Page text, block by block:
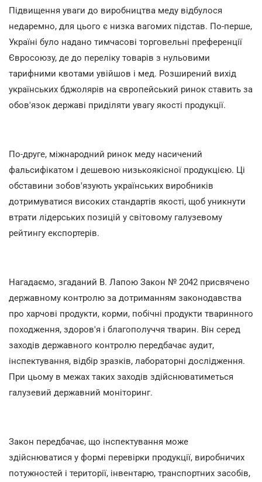
Підвищення уваги до виробництва меду відбулося
недаремно, для цього є низка вагомих підстав. По-перше,
Україні було надано тимчасові торговельні преференції
Євросоюзу, де до переліку товарів з нульовими
тарифними квотами увійшов і мед. Розширений вихід
українських бджолярів на європейський ринок ставить за
обов'язок державі приділяти увагу якості продукції.
По-друге, міжнародний ринок меду насичений
фальсифікатом і дешевою низькоякісної продукцією. Ці
обставини зобов'язують українських виробників
дотримуватися високих стандартів якості, щоб уникнути
втрати лідерських позицій у світовому галузевому
рейтингу експортерів.
Нагадаємо, згаданий В. Лапою Закон № 2042 присвячено
державному контролю за дотриманням законодавства
про харчові продукти, корми, побічні продукти тваринного
походження, здоров'я і благополуччя тварин. Він серед
заходів державного контролю передбачає аудит,
інспектування, відбір зразків, лабораторні дослідження.
При цьому в межах таких заходів здійснюватиметься
галузевий державний моніторинг.
Закон передбачає, що інспектування може
здійснюватися у формі перевірки продукції, виробничих
потужностей і території, інвентарю, транспортних засобів,